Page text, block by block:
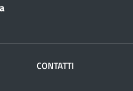
CONTATTI